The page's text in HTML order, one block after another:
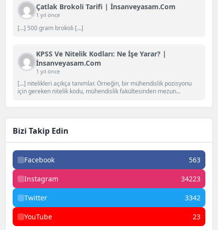
Çatlak Brokoli Tarifi | İnsanveyasam.com
1 yıl önce
[…] 500 gram brokoli […]
KPSS Ve Nitelik Kodları: Ne İşe Yarar? |
İnsanveyasam.com
1 yıl önce
[…] nitelikleri açıkça tanımlar. Örneğin, bir mühendislik pozisyonu
için gereken nitelik kodu, mühendislik fakültesinden mezun...
Bizi Takip Edin
Facebook 563
Instagram 34223
Twitter 3342
YouTube 23